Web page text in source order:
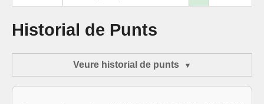
Historial de Punts
Veure historial de punts